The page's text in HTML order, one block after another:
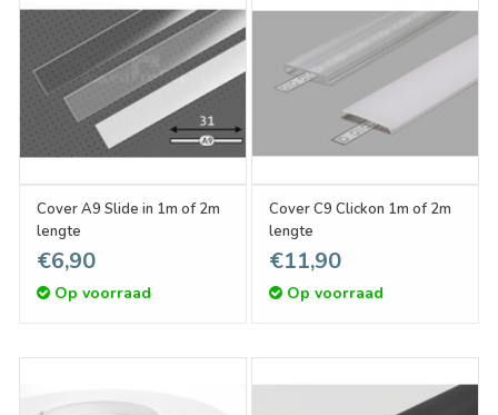
Cover A9 Slide in 1m of 2m
lengte
€6,90
Op voorraad
Cover C9 Clickon 1m of 2m
lengte
€11,90
Op voorraad